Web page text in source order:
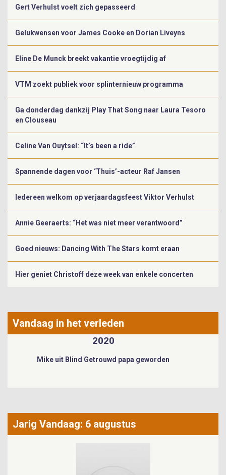
Gert Verhulst voelt zich gepasseerd
Gelukwensen voor James Cooke en Dorian Liveyns
Eline De Munck breekt vakantie vroegtijdig af
VTM zoekt publiek voor splinternieuw programma
Ga donderdag dankzij Play That Song naar Laura Tesoro
en Clouseau
Celine Van Ouytsel: “It’s been a ride”
Spannende dagen voor ‘Thuis’-acteur Raf Jansen
Iedereen welkom op verjaardagsfeest Viktor Verhulst
Annie Geeraerts: “Het was niet meer verantwoord”
Goed nieuws: Dancing With The Stars komt eraan
Hier geniet Christoff deze week van enkele concerten
Vandaag in het verleden
James Cooke getrouwd
Jarig Vandaag: 6 augustus